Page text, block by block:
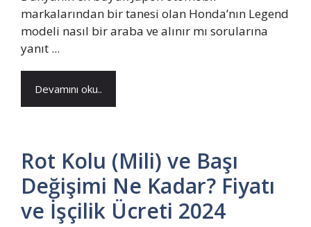
markalarından bir tanesi olan Honda’nın Legend
modeli nasıl bir araba ve alınır mı sorularına
yanıt ...
Devamını oku..
Rot Kolu (Mili) ve Başı
Değişimi Ne Kadar? Fiyatı
ve İşçilik Ücreti 2024